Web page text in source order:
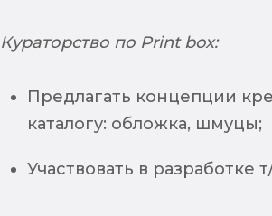
Кураторство по Print box:
Предлагать концепции
каталогу: обложка, шмуцы;
Участвовать в разработке